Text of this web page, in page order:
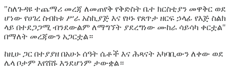
"ስለጉዳዩ ተጨማሪ መረጃ ለመጠየቅ የቅድስት ቤተ ክርስቲያን መዋቅር ወደ
ሆነው የሀገረ ስብከቱ ሥራ አስኪያጅ እና የዞኑ የጸጥታ ዘርፍ ኃላፊ የእጅ ስልክ
ላይ በተደጋጋሚ ብንደውልም ለማግኘት ያደረግነው ሙከራ ሳይሳካ ቀርቷል"
በማለት መረጃውን አጋርቷል።
ከዚሁ ጋር በተያያዘ በአሁኑ ሰዓት ሴቶች እና ሕጻናት አካባቢውን ለቀው ወደ
ሌላ ቦታም እየሸሹ እንደሆነም ታውቋል።